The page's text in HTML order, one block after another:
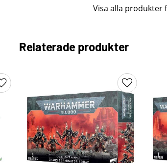
Visa alla produkter
Relaterade produkter
Lägg till i favoriter Lägg till i